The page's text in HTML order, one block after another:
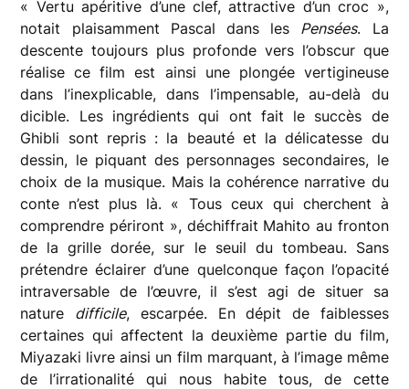
« Vertu apéritive d’une clef, attractive d’un croc »,
notait plaisamment Pascal dans les Pensées. La
descente toujours plus profonde vers l’obscur que
réalise ce film est ainsi une plongée vertigineuse
dans l’inexplicable, dans l’impensable, au-delà du
dicible. Les ingrédients qui ont fait le succès de
Ghibli sont repris : la beauté et la délicatesse du
dessin, le piquant des personnages secondaires, le
choix de la musique. Mais la cohérence narrative du
conte n’est plus là. « Tous ceux qui cherchent à
comprendre périront », déchiffrait Mahito au fronton
de la grille dorée, sur le seuil du tombeau. Sans
prétendre éclairer d’une quelconque façon l’opacité
intraversable de l’œuvre, il s’est agi de situer sa
nature difficile, escarpée. En dépit de faiblesses
certaines qui affectent la deuxième partie du film,
Miyazaki livre ainsi un film marquant, à l’image même
de l’irrationalité qui nous habite tous, de cette